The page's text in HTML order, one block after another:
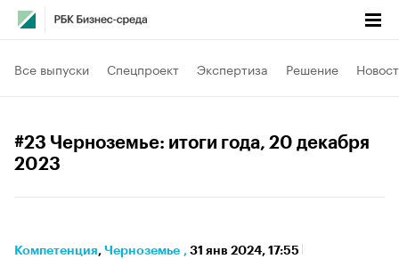
Все выпуски Спецпроект Экспертиза Решение
#23 Черноземье: итоги года, 20 декабря
2023
Компетенция⁠, Черноземье , 31 янв 2024, 17:55